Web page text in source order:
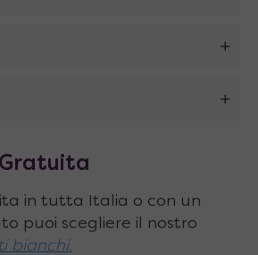
con incastro a
43 cm, 95 cm, 147 cm, 199
telescopico in
in tutta Italia o con un
puoi scegliere il nostro
bianchi.